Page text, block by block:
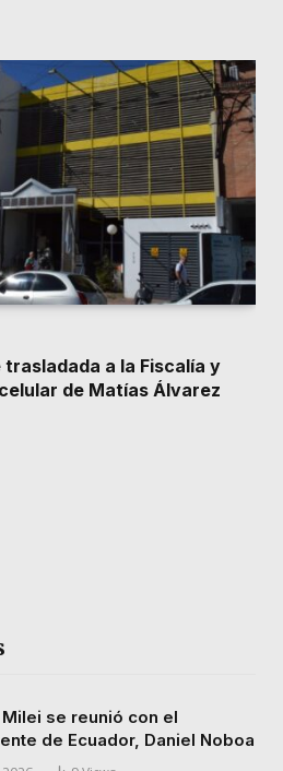
a la Fiscalía y
de Matías Álvarez
se reunió con el
de Ecuador, Daniel Noboa